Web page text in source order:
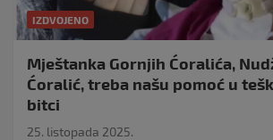
IZDVOJENO
Mještanka Gornjih Ćoralića,
Ćoralić, treba našu pomoć u
bitci
25. listopada 2025.